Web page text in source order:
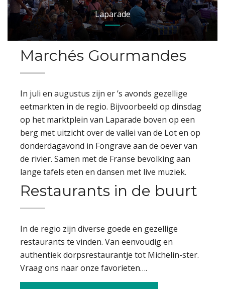
Laparade
Marchés Gourmandes
In juli en augustus zijn er ’s avonds gezellige
eetmarkten in de regio. Bijvoorbeeld op dinsdag
op het marktplein van Laparade boven op een
berg met uitzicht over de vallei van de Lot en op
donderdagavond in Fongrave aan de oever van
de rivier. Samen met de Franse bevolking aan
lange tafels eten en dansen met live muziek.
Restaurants in de buurt
In de regio zijn diverse goede en gezellige
restaurants te vinden. Van eenvoudig en
authentiek dorpsrestaurantje tot Michelin-ster.
Vraag ons naar onze favorieten….